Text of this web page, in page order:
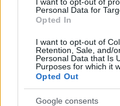
Personal Data for
Opted In
I want to opt-out of
Retention, Sale, and/
Personal Data that Is
Purposes for which it
Opted Out
Google consents